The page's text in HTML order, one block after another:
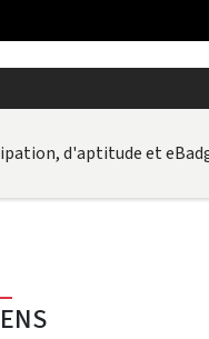
d'aptitude et